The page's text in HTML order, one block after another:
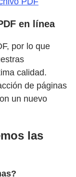
en línea
por lo que
calidad.
de páginas
un nuevo
las